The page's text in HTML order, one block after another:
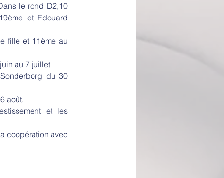
le rond D2,10
et Edouard
fille et 11ème au
au 7 juillet
du 30
août.
et les
coopération avec